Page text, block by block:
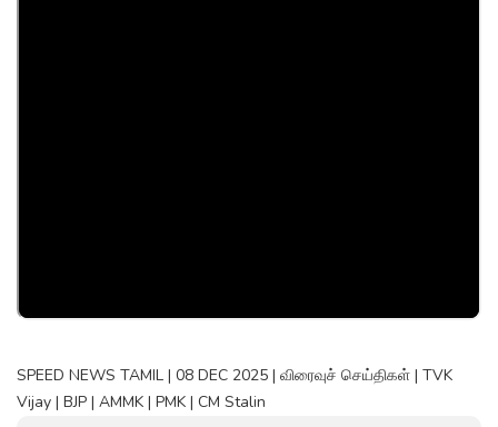
SPEED NEWS TAMIL | 08 DEC 2025 | விரைவுச் செய்திகள் | TVK
Vijay | BJP | AMMK | PMK | CM Stalin